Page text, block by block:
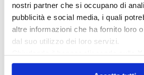
nostri partner che si occupano di
pubblicità e social media, i quali
altre informazioni che ha fornito loro
dal suo utilizzo dei loro servizi.
Chiudendo il banner cliccando sullaX
solo i cookie necessari.